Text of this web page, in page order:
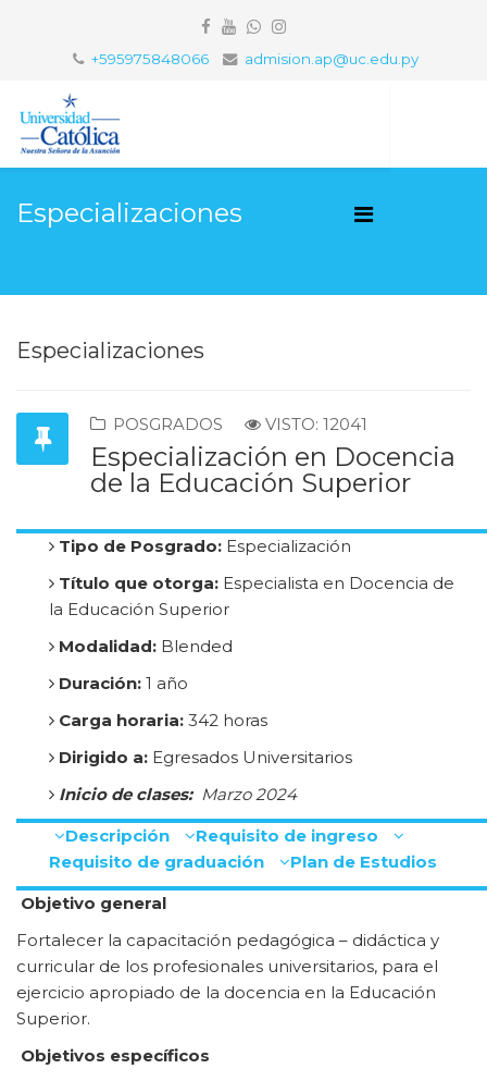
+595975848066 admision.ap@uc.edu.py
Especializaciones
Especializaciones
POSGRADOS VISTO: 12041
Especialización en Docencia
de la Educación Superior
Tipo de Posgrado: Especialización
Título que otorga: Especialista en Docencia de
la Educación Superior
Modalidad: Blended
Duración: 1 año
Carga horaria: 342 horas
Dirigido a: Egresados Universitarios
Inicio de clases: Marzo 2024
Descripción
Requisito de ingreso
Requisito de graduación
Plan de Estudios
Objetivo general
Fortalecer la capacitación pedagógica – didáctica y
curricular de los profesionales universitarios, para el
ejercicio apropiado de la docencia en la Educación
Superior.
Objetivos específicos